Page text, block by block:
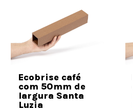
Ecobrise café
com 50mm de
largura Santa
Luzia